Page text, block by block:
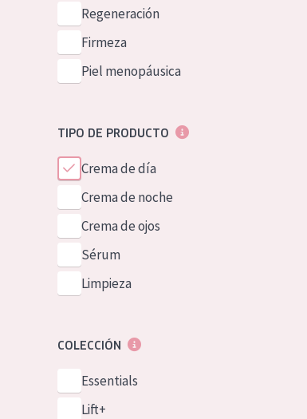
German
Spanish
Greek
Regeneración
Firmeza
Piel menopáusica
TIPO DE PRODUCTO
Crema de día
Crema de noche
Crema de ojos
Sérum
Limpieza
COLECCIÓN
Essentials
Lift+